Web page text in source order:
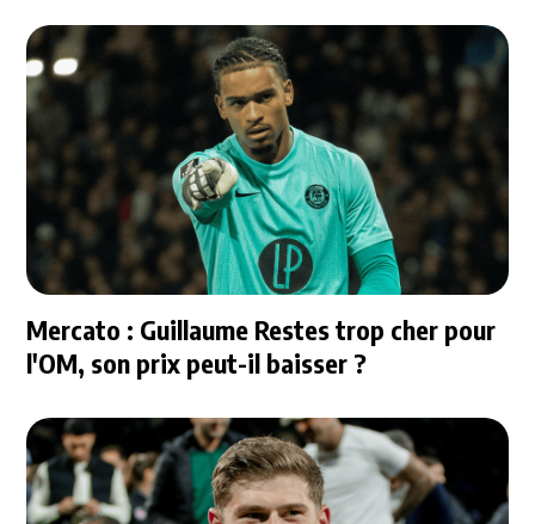
Mercato : Guillaume Restes trop cher pour
l'OM, son prix peut-il baisser ?